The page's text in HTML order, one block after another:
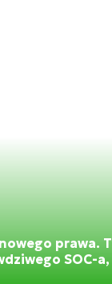
prawa.
SOC-